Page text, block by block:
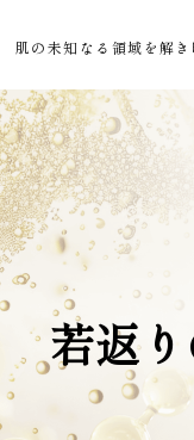
肌の未知なる領域を解き
若返り